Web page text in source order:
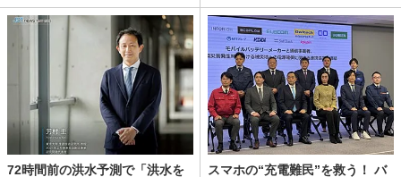
72時間前の洪水予測で「洪水を
スマホの“充電難民”を救う！ バ